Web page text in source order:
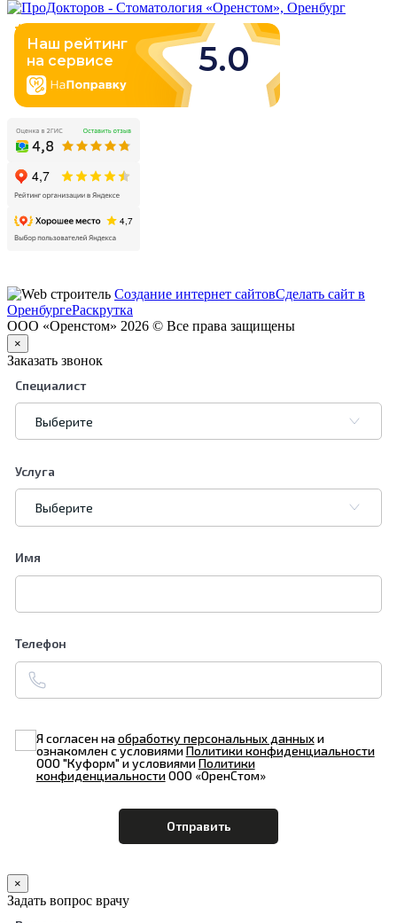
Создание интернет сайтовСделать сайт в
ОренбургеРаскрутка
ООО «Оренстом» 2026 © Все права защищены
×
Заказать звонок
Специалист
Услуга
Имя
Телефон
Я согласен наобработку персональных данныхи
ознакомлен с условиямиПолитики конфиденциальности
ООО "Куформ" и условиямиПолитики
конфиденциальностиООО «ОренСтом»
×
Задать вопрос врачу